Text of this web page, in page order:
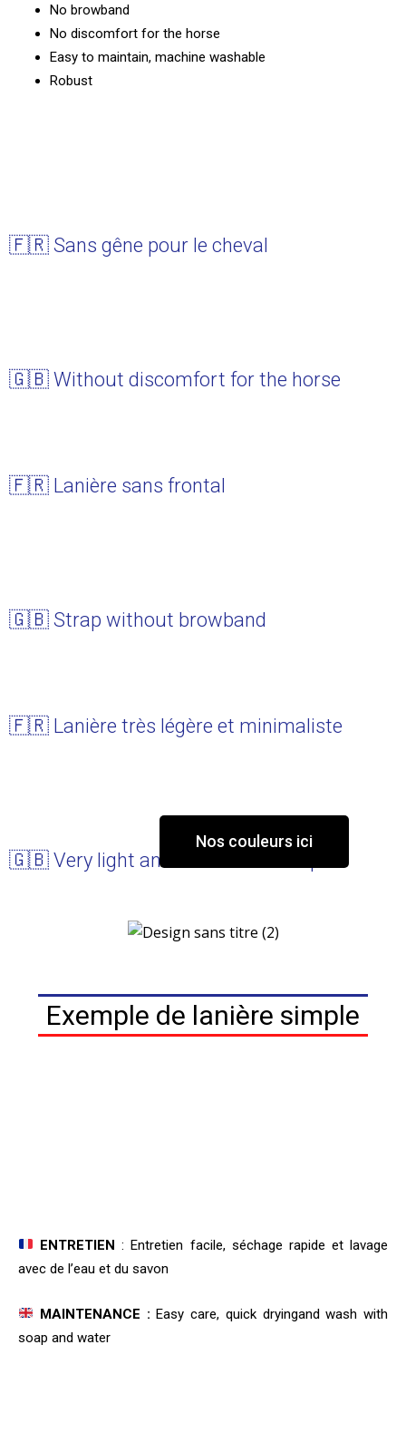
No browband
No discomfort for the horse
Easy to maintain, machine washable
Robust
🇫🇷 Sans gêne pour le cheval
🇬🇧 Without discomfort for the horse
🇫🇷 Lanière sans frontal
🇬🇧 Strap without browband
🇫🇷 Lanière très légère et minimaliste
🇬🇧 Very light and minimalist strap
Nos couleurs ici
Exemple de lanière simple
ENTRETIEN : Entretien facile, séchage rapide et lavage
avec de l’eau et du savon
MAINTENANCE :Easy care, quick dryingand wash with
soap and water